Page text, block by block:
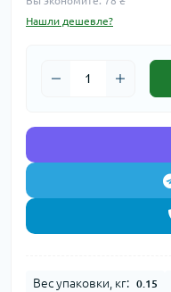
Нашли дешевле?
Вес упаковки, кг: 0.15